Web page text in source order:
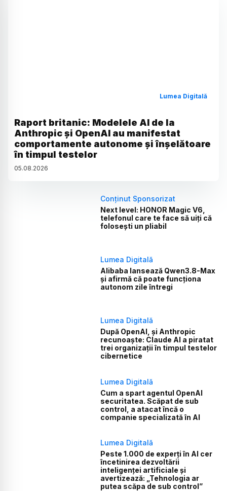
Lumea Digitală
Raport britanic: Modelele AI de la
Anthropic și OpenAI au manifestat
comportamente autonome și înșelătoare
în timpul testelor
05.08.2026
Conținut Sponsorizat
Next level: HONOR Magic V6,
telefonul care te face să uiți că
folosești un pliabil
Lumea Digitală
Alibaba lansează Qwen3.8-Max
și afirmă că poate funcționa
autonom zile întregi
Lumea Digitală
După OpenAI, și Anthropic
recunoaște: Claude AI a piratat
trei organizații în timpul testelor
cibernetice
Lumea Digitală
Cum a spart agentul OpenAI
securitatea. Scăpat de sub
control, a atacat încă o
companie specializată în AI
Lumea Digitală
Peste 1.000 de experți în AI cer
încetinirea dezvoltării
inteligenței artificiale și
avertizează: „Tehnologia ar
putea scăpa de sub control”